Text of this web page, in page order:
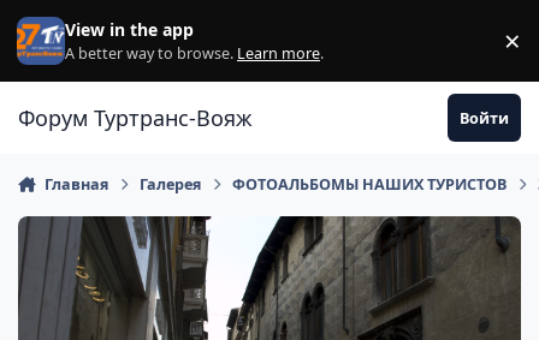
Перейти к содержанию
View in the app
A better way to browse. Learn more. ×
Форум Туртранс-Вояж Войти
Главная Галерея ФОТОАЛЬБОМЫ НАШИХ ТУРИСТОВ